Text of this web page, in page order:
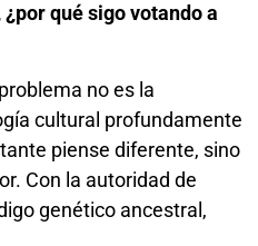
qué sigo votando a
no es la
cultural profundamente
piense diferente, sino
Con la autoridad de
genético ancestral,